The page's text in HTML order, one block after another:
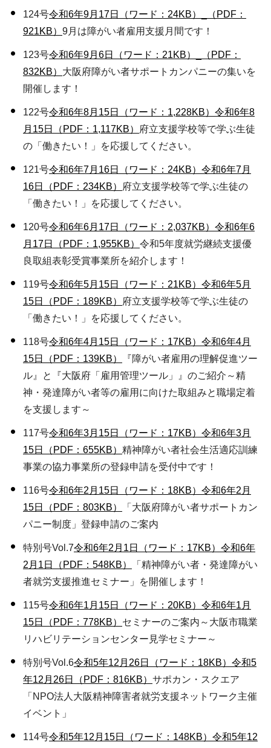
124号令和6年9月17日（ワード：24KB）
_（PDF：
921KB） 9月は障がい者雇用支援月間です！
123号令和6年9月6日（ワード：21KB）
_（PDF：
832KB） 大阪府障がい者サポートカンパニーの集いを
開催します！
122号令和6年8月15日（ワード：1,228KB） 令和6年8
月15日（PDF：1,117KB）
府立支援学校等で学ぶ生徒
の「働きたい！」を応援してください。
121号令和6年7月16日（ワード：24KB） 令和6年7月
16日（PDF：234KB）
府立支援学校等で学ぶ生徒の
「働きたい！」を応援してください。
120号令和6年6月17日（ワード：2,037KB） 令和6年6
月17日（PDF：1,955KB） 令和5年度就労継続支援優
良取組表彰受賞事業所を紹介します！
119号令和6年5月15日（ワード：21KB） 令和6年5月
15日（PDF：189KB）
府立支援学校等で学ぶ生徒の
「働きたい！」を応援してください。
118号令和6年4月15日（ワード：17KB） 令和6年4月
15日（PDF：139KB）
『障がい者雇用の理解促進ツー
ル』と『大阪府「雇用管理ツール」』のご紹介～精
神・発達障がい者等の雇用に向けた取組みと職場定着
を支援します～
117号令和6年3月15日（ワード：17KB） 令和6年3月
15日（PDF：655KB） 精神障がい者社会生活適応訓練
事業の協力事業所の登録申請を受付中です！
116号令和6年2月15日（ワード：18KB） 令和6年2月
15日（PDF：803KB）
「大阪府障がい者サポートカン
パニー制度」登録申請のご案内
特別号Vol.7令和6年2月1日（ワード：17KB） 令和6年
2月1日（PDF：548KB）
「精神障がい者・発達障がい
者就労支援推進セミナー」を開催します！
115号令和6年1月15日（ワード：20KB） 令和6年1月
15日（PDF：778KB） セミナーのご案内～大阪市職業
リハビリテーションセンター見学セミナー～
特別号Vol.6令和5年12月26日（ワード：18KB） 令和5
年12月26日（PDF：816KB） サポカン・スクエア
「NPO法人大阪精神障害者就労支援ネットワーク主催
イベント」
114号令和5年12月15日（ワード：148KB） 令和5年12